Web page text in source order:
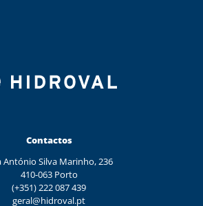
Contactos
António Silva Marinho, 236
410-063 Porto
(+351) 222 087 439
geral@hidroval.pt